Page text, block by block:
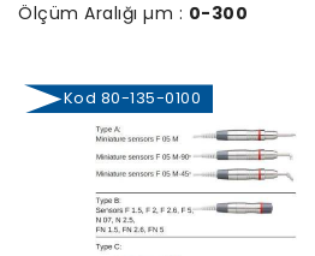
Ölçüm Aralığı µm : 0-300
Kod 80-135-0100